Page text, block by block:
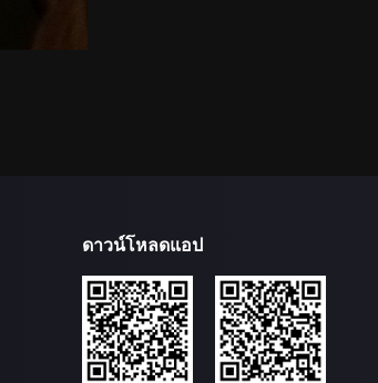
ดาวน์โหลดแอป